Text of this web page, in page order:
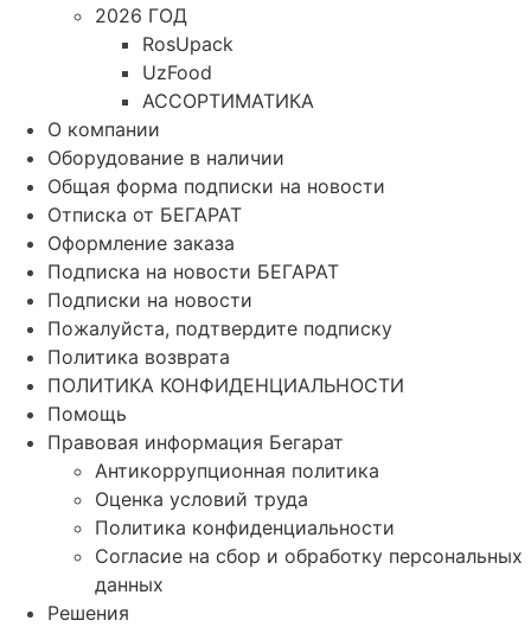
2026 ГОД
RosUpack
UzFood
АССОРТИМАТИКА
О компании
Оборудование в наличии
Общая форма подписки на новости
Отписка от БЕГАРАТ
Оформление заказа
Подписка на новости БЕГАРАТ
Подписки на новости
Пожалуйста, подтвердите подписку
Политика возврата
ПОЛИТИКА КОНФИДЕНЦИАЛЬНОСТИ
Помощь
Правовая информация Бегарат
Антикоррупционная политика
Оценка условий труда
Политика конфиденциальности
Согласие на сбор и обработку персональных
данных
Решения